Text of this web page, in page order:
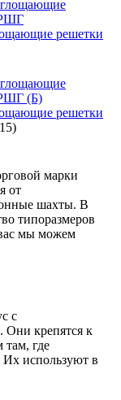
решетки
решетки
марки
от
шахты. В
типоразмеров
мы можем
с
Они крепятся к
там, где
используют в